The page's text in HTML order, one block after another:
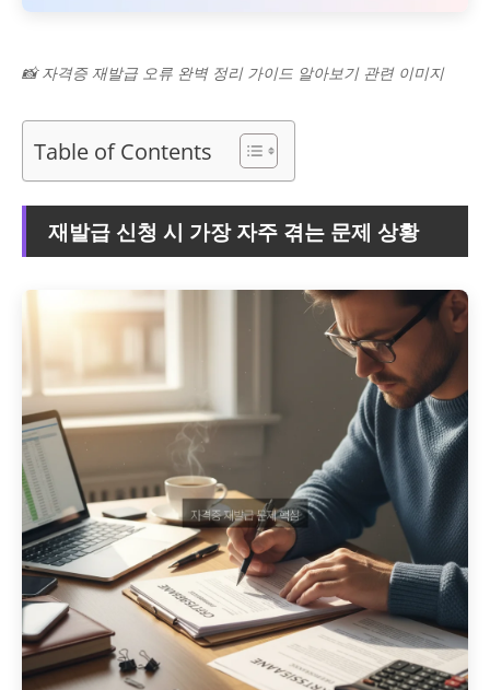
📸 자격증 재발급 오류 완벽 정리 가이드 알아보기 관련 이미지
Table of Contents
재발급 신청 시 가장 자주 겪는 문제 상황